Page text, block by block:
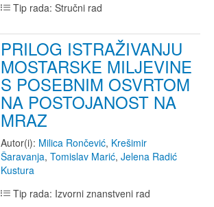
Tip rada: Stručni rad
PRILOG ISTRAŽIVANJU
MOSTARSKE MILJEVINE
S POSEBNIM OSVRTOM
NA POSTOJANOST NA
MRAZ
Autor(i): Milica Rončević, Krešimir
Šaravanja, Tomislav Marić, Jelena Radić
Kustura
Tip rada: Izvorni znanstveni rad